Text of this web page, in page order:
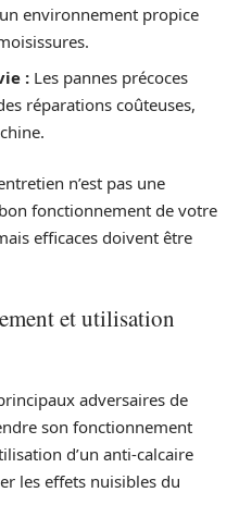
environnement propice
: Les pannes précoces
réparations coûteuses,
n’est pas une
fonctionnement de votre
efficaces doivent être
et utilisation
adversaires de
son fonctionnement
d’un anti-calcaire
les effets nuisibles du